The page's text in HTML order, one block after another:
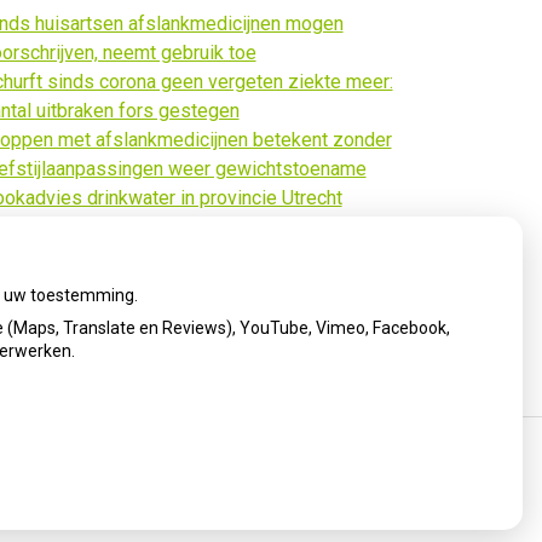
huisartsen afslankmedicijnen mogen
neemt gebruik toe
sinds corona geen vergeten ziekte meer:
uitbraken fors gestegen
met afslankmedicijnen betekent zonder
weer gewichtstoename
drinkwater in provincie Utrecht
ziek maken
toestemming.
Translate en Reviews), YouTube, Vimeo, Facebook,